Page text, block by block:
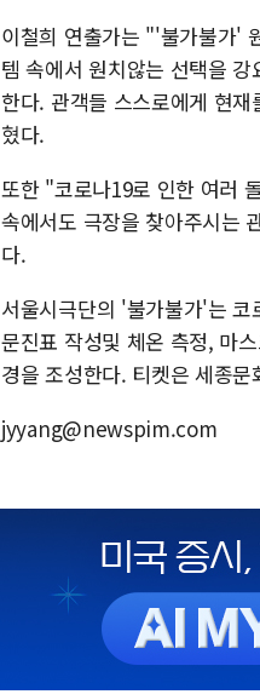
이철희 연출가는 "'불가불가'
템 속에서 원치않는 선택을
한다. 관객들 스스로에게 현
혔다.
또한 "코로나19로 인한 여러
속에서도 극장을 찾아주시는
다.
서울시극단의 '불가불가'는
문진표 작성및 체온 측정, 마
경을 조성한다. 티켓은 세종
jyyang@newspim.com